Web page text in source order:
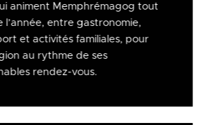
animent Memphrémagog tout
l’année, entre gastronomie,
et activités familiales, pour
au rythme de ses
rendez-vous.